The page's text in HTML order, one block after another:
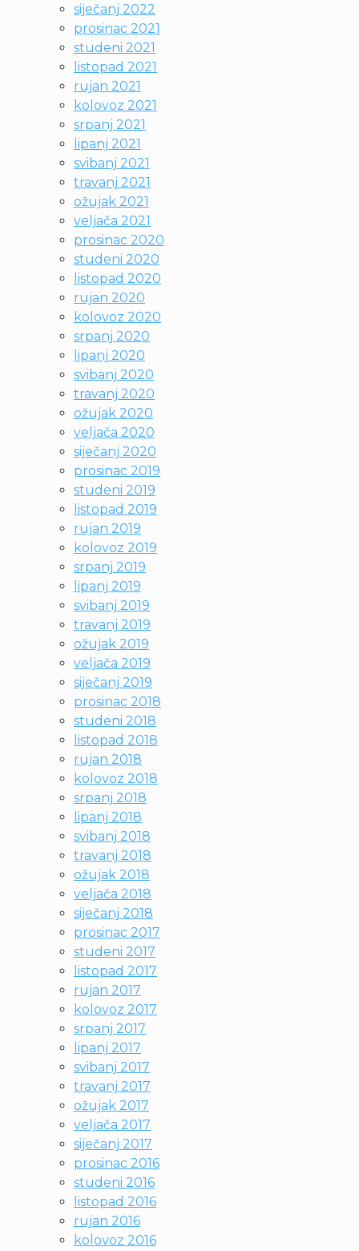
siječanj 2022
prosinac 2021
studeni 2021
listopad 2021
rujan 2021
kolovoz 2021
srpanj 2021
lipanj 2021
svibanj 2021
travanj 2021
ožujak 2021
veljača 2021
prosinac 2020
studeni 2020
listopad 2020
rujan 2020
kolovoz 2020
srpanj 2020
lipanj 2020
svibanj 2020
travanj 2020
ožujak 2020
veljača 2020
siječanj 2020
prosinac 2019
studeni 2019
listopad 2019
rujan 2019
kolovoz 2019
srpanj 2019
lipanj 2019
svibanj 2019
travanj 2019
ožujak 2019
veljača 2019
siječanj 2019
prosinac 2018
studeni 2018
listopad 2018
rujan 2018
kolovoz 2018
srpanj 2018
lipanj 2018
svibanj 2018
travanj 2018
ožujak 2018
veljača 2018
siječanj 2018
prosinac 2017
studeni 2017
listopad 2017
rujan 2017
kolovoz 2017
srpanj 2017
lipanj 2017
svibanj 2017
travanj 2017
ožujak 2017
veljača 2017
siječanj 2017
prosinac 2016
studeni 2016
listopad 2016
rujan 2016
kolovoz 2016